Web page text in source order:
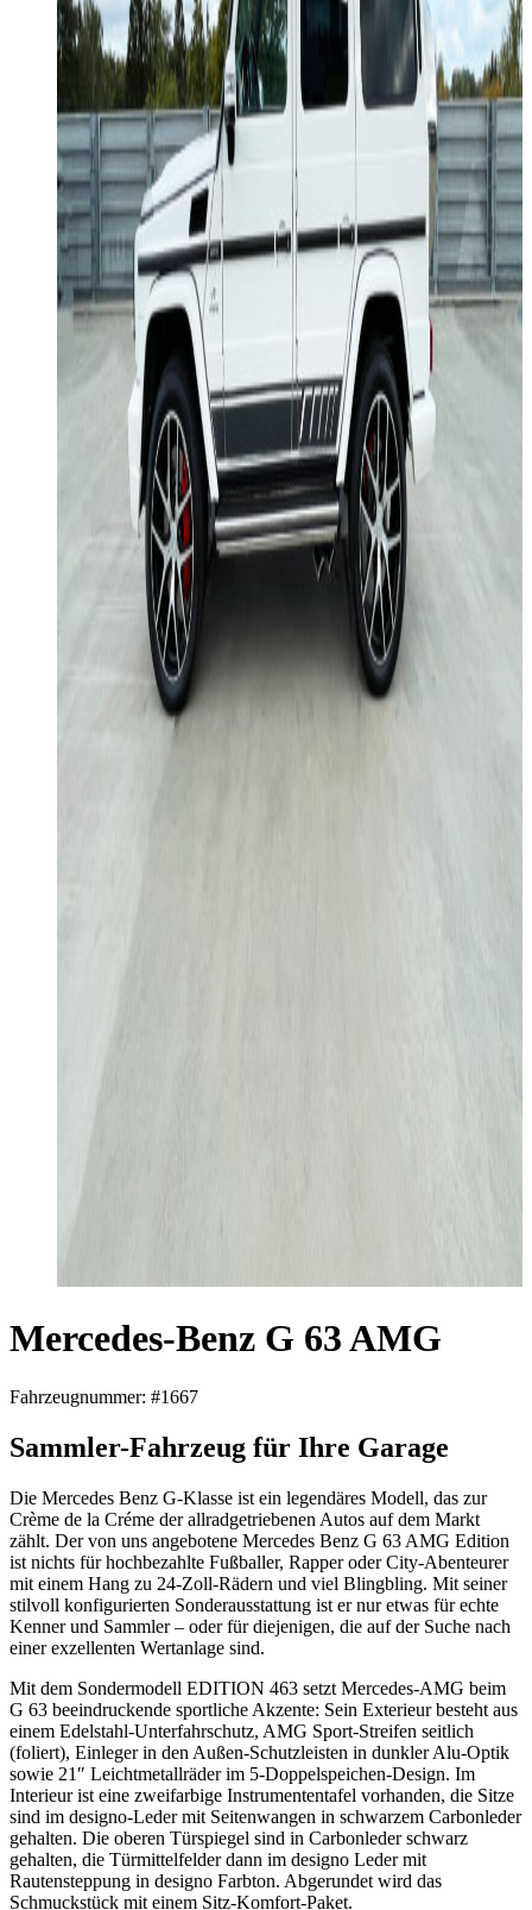
Mercedes-Benz G 63 AMG
Fahrzeugnummer: #1667
Sammler-Fahrzeug für Ihre Garage
Die Mercedes Benz G-Klasse ist ein legendäres Modell, das zur
Crème de la Créme der allradgetriebenen Autos auf dem Markt
zählt. Der von uns angebotene Mercedes Benz G 63 AMG Edition
ist nichts für hochbezahlte Fußballer, Rapper oder City-Abenteurer
mit einem Hang zu 24-Zoll-Rädern und viel Blingbling. Mit seiner
stilvoll konfigurierten Sonderausstattung ist er nur etwas für echte
Kenner und Sammler – oder für diejenigen, die auf der Suche nach
einer exzellenten Wertanlage sind.
Mit dem Sondermodell EDITION 463 setzt Mercedes-AMG beim
G 63 beeindruckende sportliche Akzente: Sein Exterieur besteht aus
einem Edelstahl-Unterfahrschutz, AMG Sport-Streifen seitlich
(foliert), Einleger in den Außen-Schutzleisten in dunkler Alu-Optik
sowie 21″ Leichtmetallräder im 5-Doppelspeichen-Design. Im
Interieur ist eine zweifarbige Instrumententafel vorhanden, die Sitze
sind im designo-Leder mit Seitenwangen in schwarzem Carbonleder
gehalten. Die oberen Türspiegel sind in Carbonleder schwarz
gehalten, die Türmittelfelder dann im designo Leder mit
Rautensteppung in designo Farbton. Abgerundet wird das
Schmuckstück mit einem Sitz-Komfort-Paket.